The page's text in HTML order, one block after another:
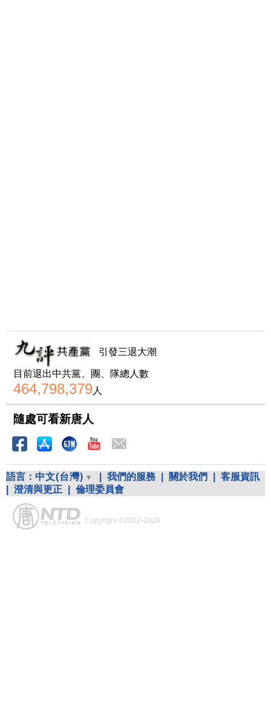
引發三退大潮
目前退出中共黨、團、隊總人數
464,798,379人
隨處可看新唐人
語言： 中文(台灣) 我們的服務 關於我們
客服資訊
澄清與更正 倫理委員會
Copyright ©2002-2026